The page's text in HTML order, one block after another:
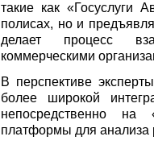
такие как «Госуслуги
полисах, но и
делает процесс
коммерческими
В перспективе
более широкой
непосредственно на
платформы для анализа